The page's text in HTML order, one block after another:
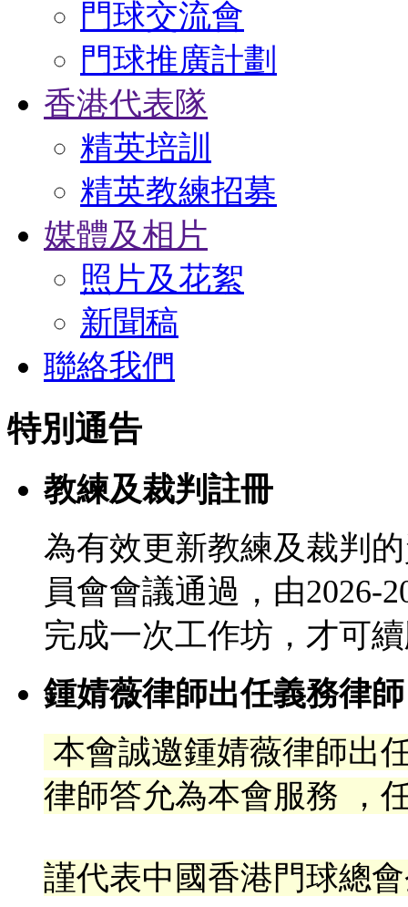
門球交流會
門球推廣計劃
香港代表隊
精英培訓
精英教練招募
媒體及相片
照片及花絮
新聞稿
聯絡我們
特別通告
教練及裁判註冊
為有效更新教練及裁判
員會會議通過，由2026-
完成一次工作坊，才可
鍾婧薇律師出任義務律師
本會誠邀鍾婧薇律師出
律師答允為本會服務 ，
謹代表中國香港門球總